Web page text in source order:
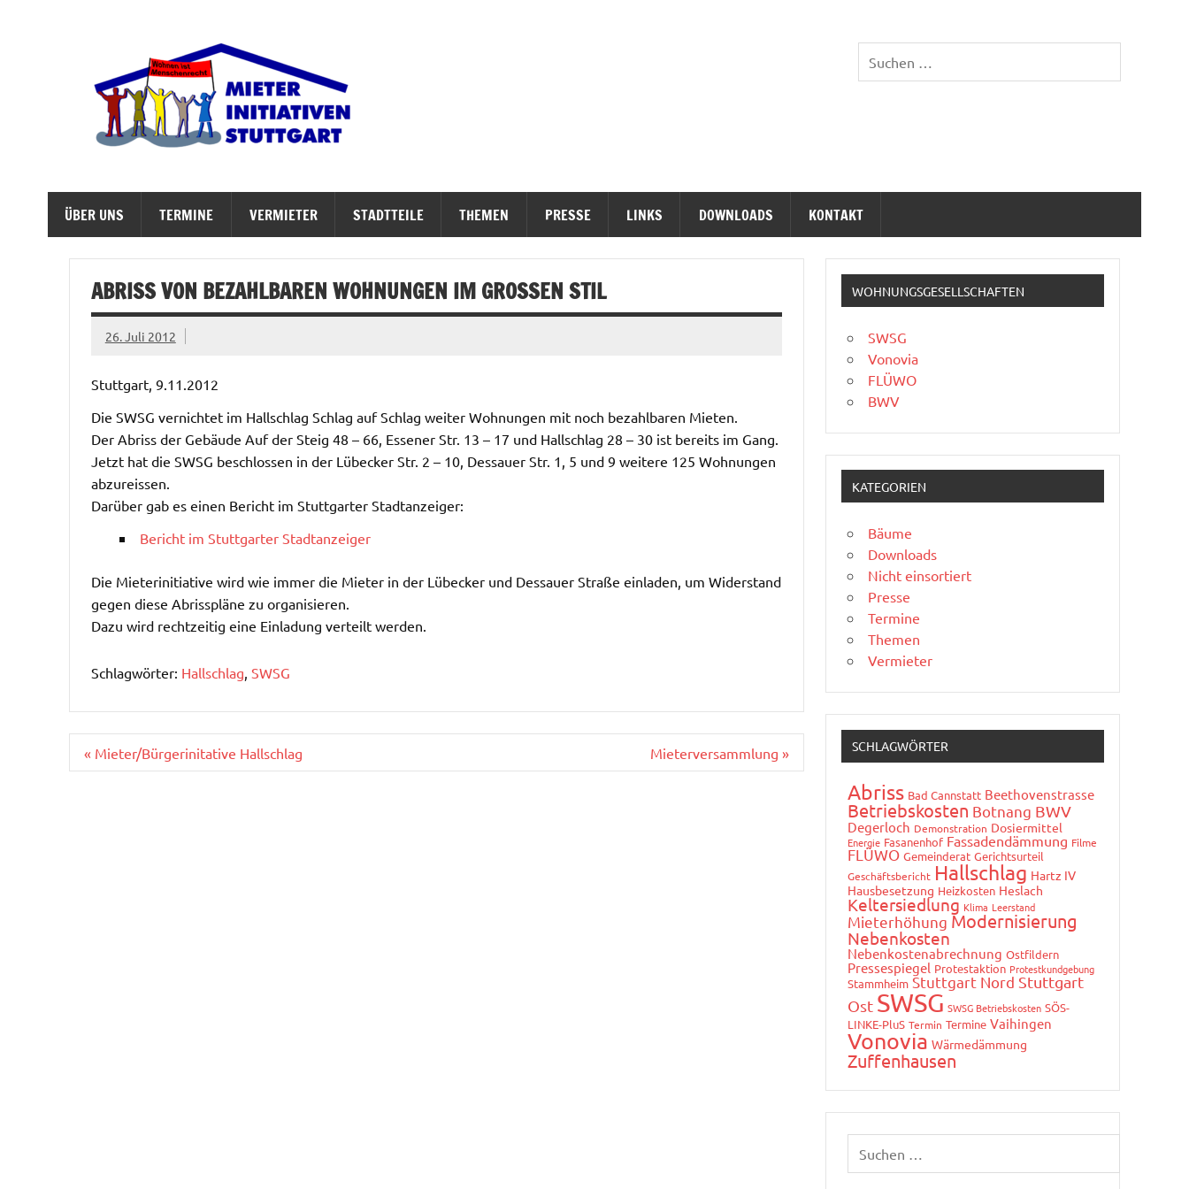
ÜBER UNS TERMINE VERMIETER STADTTEILE THEMEN PRESSE LINKS DOWNLOADS KONTAKT
ABRISS VON BEZAHLBAREN WOHNUNGEN IM GROSSEN STIL
26. Juli 2012
Stuttgart, 9.11.2012
Die SWSG vernichtet im Hallschlag Schlag auf Schlag weiter Wohnungen mit noch bezahlbaren Mieten.
Der Abriss der Gebäude Auf der Steig 48 – 66, Essener Str. 13 – 17 und Hallschlag 28 – 30 ist bereits im Gang.
Jetzt hat die SWSG beschlossen in der Lübecker Str. 2 – 10, Dessauer Str. 1, 5 und 9 weitere 125 Wohnungen
abzureissen.
Darüber gab es einen Bericht im Stuttgarter Stadtanzeiger:
Bericht im Stuttgarter Stadtanzeiger
Die Mieterinitiative wird wie immer die Mieter in der Lübecker und Dessauer Straße einladen, um Widerstand
gegen diese Abrisspläne zu organisieren.
Dazu wird rechtzeitig eine Einladung verteilt werden.
Schlagwörter: Hallschlag SWSG
Beitragsnavigation
« Mieter/Bürgerinitative Hallschlag Mieterversammlung »
WOHNUNGSGESELLSCHAFTEN
SWSG
Vonovia
FLÜWO
BWV
KATEGORIEN
Bäume
Downloads
Nicht einsortiert
Presse
Termine
Themen
Vermieter
SCHLAGWÖRTER
Abriss Bad Cannstatt Beethovenstrasse
Betriebskosten Botnang BWV
Degerloch Demonstration Dosiermittel
Energie Fasanenhof Fassadendämmung Filme
FLÜWO Gemeinderat Gerichtsurteil
Geschäftsbericht Hallschlag Hartz IV
Hausbesetzung Heizkosten Heslach
Keltersiedlung Klima Leerstand
Mieterhöhung Modernisierung
Nebenkosten
Nebenkostenabrechnung Ostfildern
Pressespiegel Protestaktion Protestkundgebung
Stammheim Stuttgart Nord Stuttgart
Ost SWSG SWSG Betriebskosten SÖS-
LINKE-PluS Termin Termine Vaihingen
Vonovia Wärmedämmung
Zuffenhausen